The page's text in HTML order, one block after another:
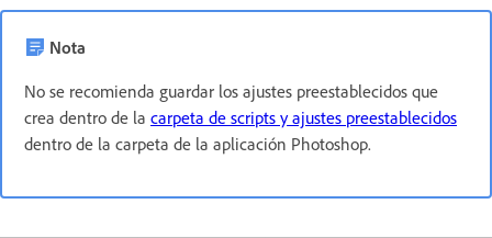
Nota
No se recomienda guardar los ajustes preestablecidos que
crea dentro de la carpeta de scripts y ajustes preestablecidos
dentro de la carpeta de la aplicación Photoshop.